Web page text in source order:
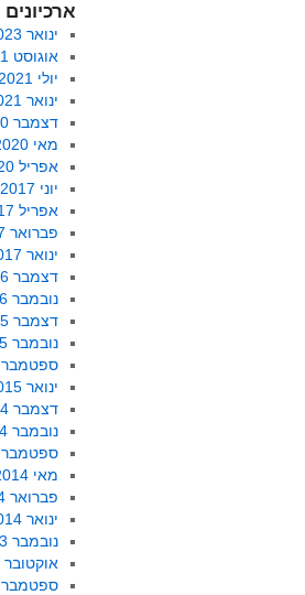
ארכיונים
ינואר 2023
אוגוסט 2021
יולי 2021
ינואר 2021
דצמבר 2020
מאי 2020
אפריל 2020
יוני 2017
אפריל 2017
פברואר 2017
ינואר 2017
דצמבר 2016
נובמבר 2016
דצמבר 2015
נובמבר 2015
ספטמבר 2015
ינואר 2015
דצמבר 2014
נובמבר 2014
ספטמבר 2014
מאי 2014
פברואר 2014
ינואר 2014
נובמבר 2013
אוקטובר 2013
ספטמבר 2013